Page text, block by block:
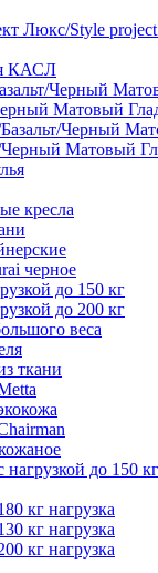
Люкс/Style
КАСЛ
Черный
Матовый
Черный
Матовый
кресла
черное
до 150 кг
до 200 кг
веса
ткани
нагрузкой до 150 кг
кг нагрузка
кг нагрузка
кг нагрузка